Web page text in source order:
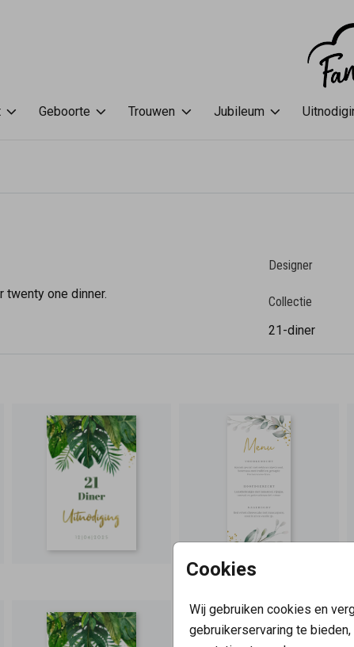
Geboorte Trouwen Jubileum
Cookies
Wij gebruiken cookies en
gebruikerservaring te
twenty one dinner.
Designer
Collectie
21-diner